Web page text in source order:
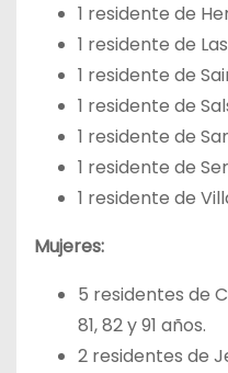
1 residente de
1 residente de
1 residente de
1 residente de
1 residente de
1 residente de
1 residente de
Mujeres:
5 residentes de
81, 82 y 91 años.
2 residentes de